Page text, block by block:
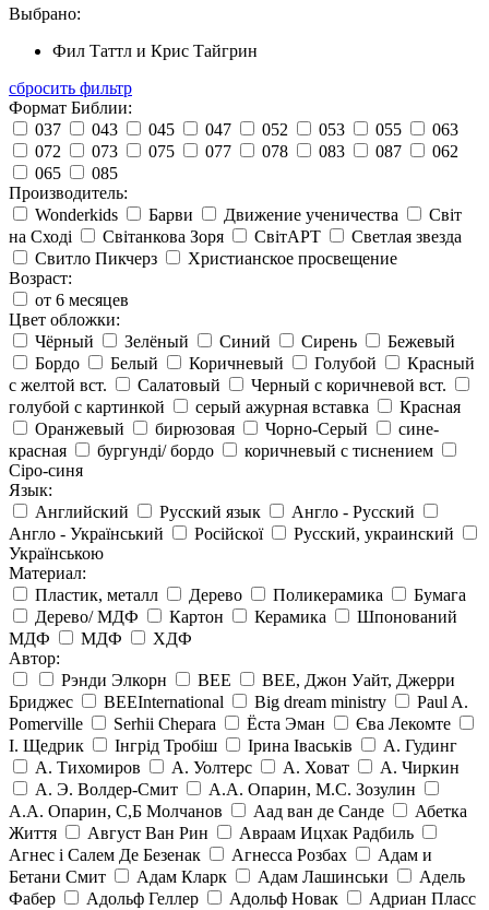
Выбрано:
Фил Таттл и Крис Тайгрин
сбросить фильтр
Формат Библии:
037
043 045 047 052 053 055
063
072
073 075 077 078 083 087
062
065
085
Производитель:
Wonderkids
Барви Движение ученичества
Світ
на Сході
Світанкова Зоря СвітАРТ
Светлая звезда
Свитло Пикчерз
Христианское просвещение
Возраст:
от 6 месяцев
Цвет обложки:
Чёрный
Зелёный Синий Сирень
Бежевый
Бордо
Белый Коричневый Голубой
Красный
с желтой вст.
Салатовый
Черный с коричневой вст.
голубой с картинкой
серый ажурная вставка
Красная
Оранжевый
бирюзовая Чорно-Серый
сине-
красная
бургунді/ бордо
коричневый с тиснением
Сіро-синя
Язык:
Английский
Русский язык
Англо - Русский
Англо - Український
Російскої
Русский, украинский
Українською
Материал:
Пластик, металл
Дерево Поликерамика
Бумага
Дерево/ МДФ
Картон Керамика
Шпонований
МДФ
МДФ
ХДФ
Автор:
Рэнди Элкорн
BEE
BEE, Джон Уайт, Джерри
Бриджес
BEEInternational Big dream ministry
Paul A.
Pomerville
Serhii Chepara Ёста Эман
Єва Лекомте
І. Щедрик
Інгрід Тробіш Ірина Іваськів
А. Гудинг
А. Тихомиров
А. Уолтерс А. Ховат
А. Чиркин
А. Э. Волдер-Смит
А.А. Опарин, М.С. Зозулин
А.А. Опарин, С,Б Молчанов
Аад ван де Санде
Абетка
Життя
Август Ван Рин
Авраам Ицхак Радбиль
Агнес і Салем Де Безенак
Агнесса Розбах
Адам и
Бетани Смит
Адам Кларк Адам Лашинськи
Адель
Фабер
Адольф Геллер Адольф Новак
Адриан Пласс